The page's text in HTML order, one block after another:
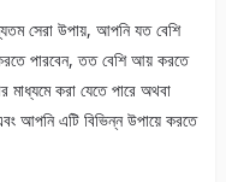
সেরা উপায়, আপনি যত বেশি
পারবেন, তত বেশি আয় করতে
করা যেতে পারে অথবা
আপনি এটি বিভিন্ন উপায়ে করতে